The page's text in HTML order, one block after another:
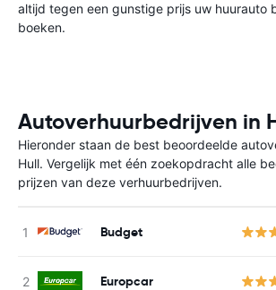
altijd tegen een gunstige prijs uw huurauto
boeken.
Autoverhuurbedrijven in
Hieronder staan de best beoordeelde
Hull. Vergelijk met één zoekopdracht alle
prijzen van deze verhuurbedrijven.
Budget
Europcar